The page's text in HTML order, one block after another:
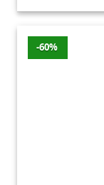
-60%